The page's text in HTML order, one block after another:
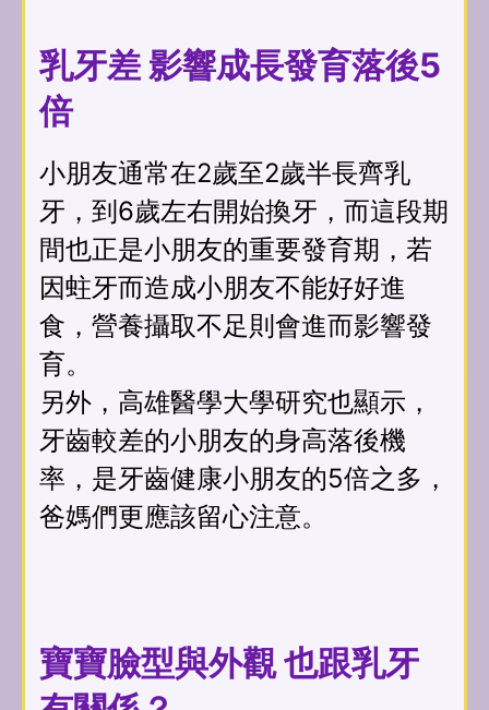
乳牙差 影響成長發育落後5
倍
小朋友通常在2歲至2歲半長齊乳
牙，到6歲左右開始換牙，而這段期
間也正是小朋友的重要發育期，若
因蛀牙而造成小朋友不能好好進
食，營養攝取不足則會進而影響發
育。
另外，高雄醫學大學研究也顯示，
牙齒較差的小朋友的身高落後機
率，是牙齒健康小朋友的5倍之多，
爸媽們更應該留心注意。
寶寶臉型與外觀 也跟乳牙